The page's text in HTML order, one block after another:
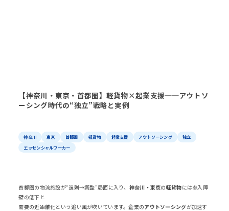
【神奈川・東京・首都圏】軽貨物×起業支援──アウトソ
ーシング時代の“独立”戦略と実例
神奈川 東京 首都圏 軽貨物 起業支援 アウトソーシング
独立
エッセンシャルワーカー
首都圏の物流施設が“過剰→調整”局面に入り、 神奈川・東京の軽貨物には参入障
壁の低下と
需要の近距離化という追い風が吹いています。企業のアウトソーシングが加速す